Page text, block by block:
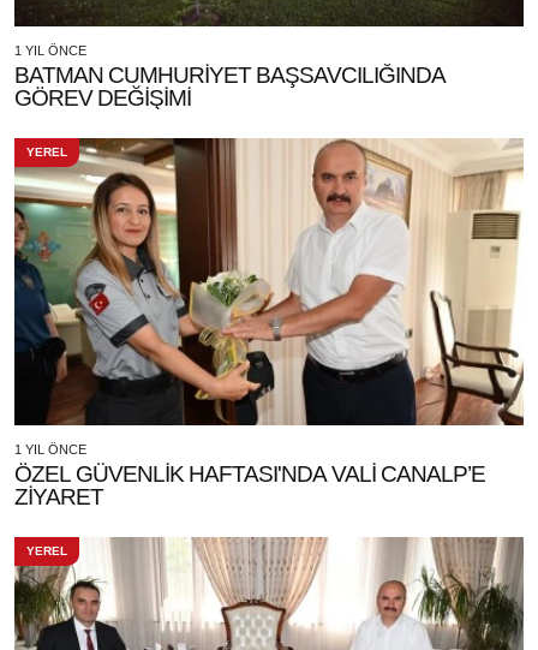
1 YIL ÖNCE
BATMAN CUMHURİYET BAŞSAVCILIĞINDA
GÖREV DEĞİŞİMİ
YEREL
1 YIL ÖNCE
ÖZEL GÜVENLİK HAFTASI'NDA VALİ CANALP’E
ZİYARET
YEREL